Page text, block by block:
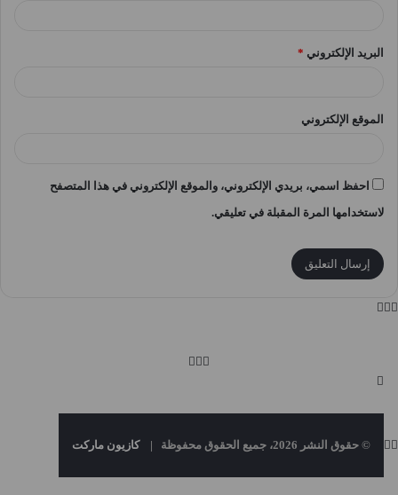
البريد الإلكتروني *
الموقع الإلكتروني
احفظ اسمي، بريدي الإلكتروني، والموقع الإلكتروني في هذا المتصفح
لاستخدامها المرة المقبلة في تعليقي.
© حقوق النشر 2026، جميع الحقوق محفوظة | كازيون ماركت